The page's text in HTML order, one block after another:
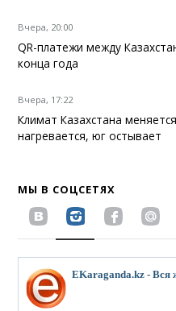
Вчера, 20:00
QR-платежи между
конца года
Вчера, 17:22
Климат Казахстана
нагревается, юг остывает
МЫ В СОЦСЕТЯХ
EKaraganda.kz - Вся